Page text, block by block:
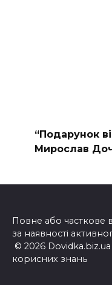
“Подарунок
Мирослав
Повне або часткове
за наявності
© 2026 Dovidka.biz.ua
корисних знань